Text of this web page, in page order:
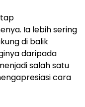
Ia lebih sering
di balik
daripada
salah satu
cara